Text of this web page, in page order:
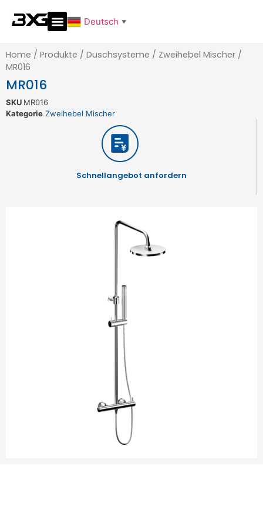
Deutsch ▼
Home / Produkte / Duschsysteme / Zweihebel Mischer /
MR016
MR016
SKU MR016
Kategorie Zweihebel Mischer
Schnellangebot anfordern